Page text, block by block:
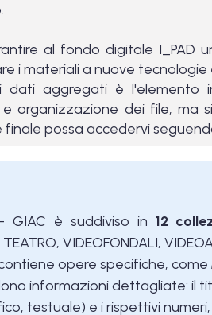
al fondo digitale I_PAD
i materiali a nuove tecnologie
dati aggregati è
organizzazione dei file, ma
possa accedervi
– GIAC è suddiviso in 12
VIDEOFONDALI,
opere specifiche, come
informazioni dettagliate: il
testuale) e i rispettivi